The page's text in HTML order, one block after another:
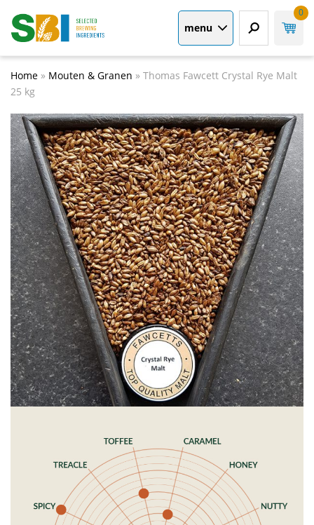
menu
0
Home » Mouten & Granen » Thomas Fawcett Crystal Rye Malt
25 kg